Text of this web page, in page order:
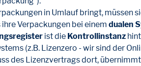
in Umlauf bringt, müssen
Verpackungen bei einem dualen
ist die Kontrollinstanz
(z.B. Lizenzero - wir sind der
des Lizenzvertrags dort,